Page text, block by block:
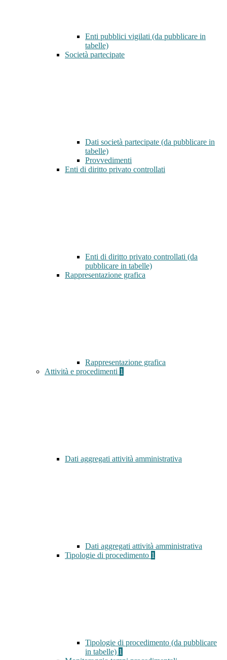
Enti pubblici vigilati (da pubblicare in
tabelle)
Società partecipate
Dati società partecipate (da pubblicare in
tabelle)
Provvedimenti
Enti di diritto privato controllati
Enti di diritto privato controllati (da
pubblicare in tabelle)
Rappresentazione grafica
Rappresentazione grafica
Attività e procedimenti 1
Dati aggregati attività amministrativa
Dati aggregati attività amministrativa
Tipologie di procedimento 1
Tipologie di procedimento (da pubblicare
in tabelle) 1